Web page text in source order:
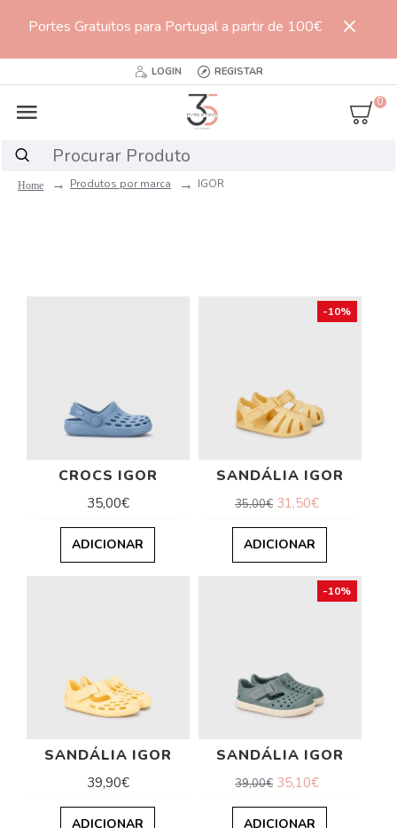
Portes Gratuitos para Portugal a partir de 100€
LOGIN REGISTAR
0
Produtos por marca IGOR
CROCS IGOR
35,00€
ADICIONAR
-10%
SANDÁLIA IGOR
35,00€ 31,50€
ADICIONAR
SANDÁLIA IGOR
39,90€
ADICIONAR
-10%
SANDÁLIA IGOR
39,00€ 35,10€
ADICIONAR